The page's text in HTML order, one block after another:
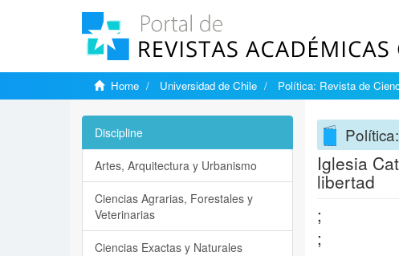
Home Universidad de Chile Política: Revista de
Iglesia
libertad
;
;
Discipline
Artes, Arquitectura y Urbanismo
Ciencias Agrarias, Forestales y
Veterinarias
Ciencias Exactas y Naturales